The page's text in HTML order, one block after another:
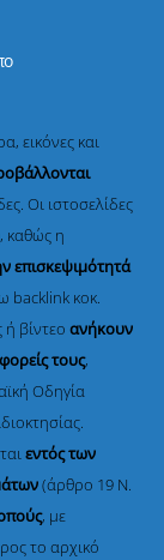
εικόνες και
Οι ιστοσελίδες
, καθώς η
επισκεψιμότητά
backlink κοκ.
ή βίντεοανήκουν
τους,
Οδηγία
εντός των
(άρθρο 19 Ν.
, με
το αρχικό